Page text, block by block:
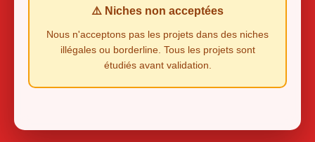
⚠️ Niches non acceptées
Nous n'acceptons pas les projets dans des niches
illégales ou borderline. Tous les projets sont
étudiés avant validation.